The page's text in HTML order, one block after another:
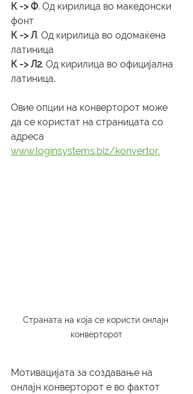
К -> Ф. Од кирилица во македонски
фонт
К -> Л. Од кирилица во одомаќена
латиница
К -> Л2. Од кирилица во официјална
латиница.
Овие опции на конверторот може
да се користат на страницата со
адреса
www.loginsystems.biz/konvertor.
Страната на која се користи онлајн
конверторот
Мотивацијата за создавање на
онлајн конверторот е во фактот